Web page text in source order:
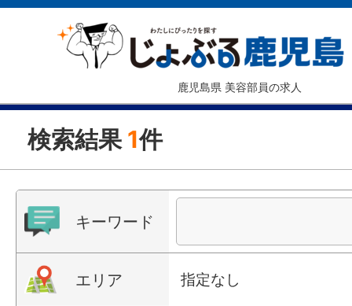
鹿児島県 美容部員の求人
検索結果 1件
キーワード
エリア 指定なし